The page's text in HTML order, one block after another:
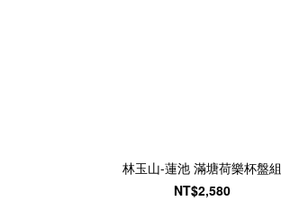
林玉山-蓮池 滿塘荷樂杯盤組
NT$2,580